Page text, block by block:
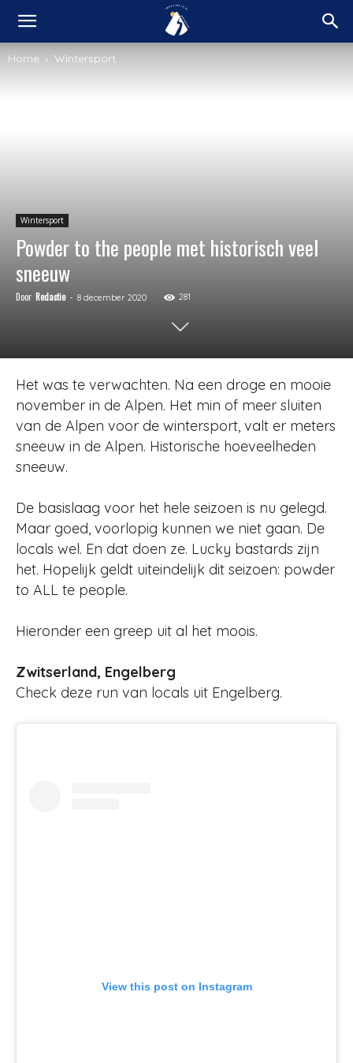
Home Wintersport
Wintersport
Powder to the people met historisch veel
sneeuw
Door Redactie - 8 december 2020 281
Het was te verwachten. Na een droge en mooie
november in de Alpen. Het min of meer sluiten
van de Alpen voor de wintersport, valt er meters
sneeuw in de Alpen. Historische hoeveelheden
sneeuw.
De basislaag voor het hele seizoen is nu gelegd.
Maar goed, voorlopig kunnen we niet gaan. De
locals wel. En dat doen ze. Lucky bastards zijn
het. Hopelijk geldt uiteindelijk dit seizoen: powder
to ALL te people.
Hieronder een greep uit al het moois.
Zwitserland, Engelberg
Check deze run van locals uit Engelberg.
View this post on Instagram